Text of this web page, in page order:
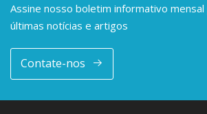
Assine nosso boletim informativo
últimas notícias e artigos
Contate-nos